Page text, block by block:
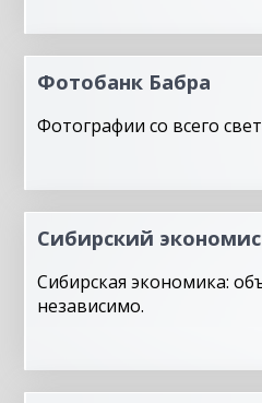
Фотобанк Бабра
Фотографии со всего
Сибирский
Сибирская экономика:
независимо.